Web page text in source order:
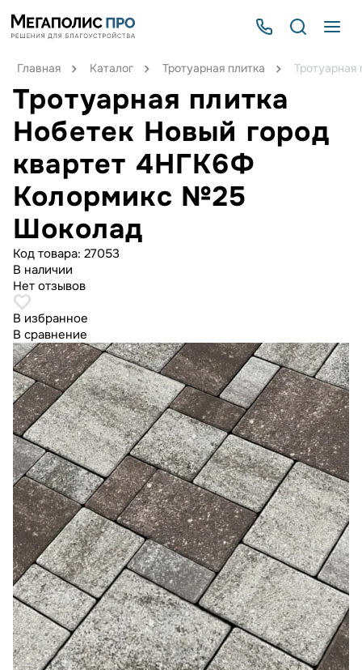
Главная Каталог Тротуарная плитка
Тротуарная плитка
Нобетек Новый город
квартет 4НГК6Ф
Колормикс №25
Шоколад
Код товара: 27053
В наличии
Нет отзывов
В избранное
В сравнение